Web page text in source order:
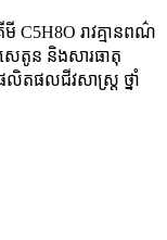
C5H8O រាវគ្មានពណ៌
េតូន និងសារធាតុ
លិតផលជីវសាស្រ្ត ថ្នាំ